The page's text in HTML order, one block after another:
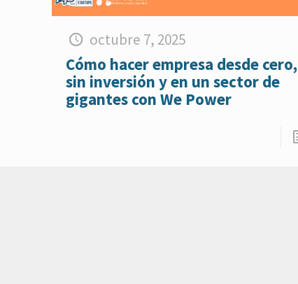
octubre 7, 2025
Cómo hacer empresa desde cero,
sin inversión y en un sector de
gigantes con We Power